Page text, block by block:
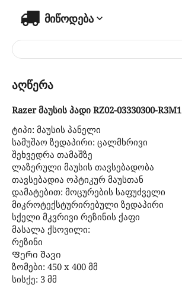
მიწოდება
აღწერა
Razer მაუსის პადი RZ02-03330300-R3M1
ტიპი: მაუსის პანელი
სამუშაო ზედაპირი: ცალმხრივი
შეხვედრა თამაშზე
ლაზერული მაუსის თავსებადობა
თავსებადია ოპტიკურ მაუსთან
დამატებით: მოცურების საფუძველი
მიკროტექსტურირებული ზედაპირი
სქელი მკვრივი რეზინის ქაფი
მასალა ქსოვილი:
რეზინი
Ფერი შავი
ზომები: 450 x 400 მმ
სისქე: 3 მმ